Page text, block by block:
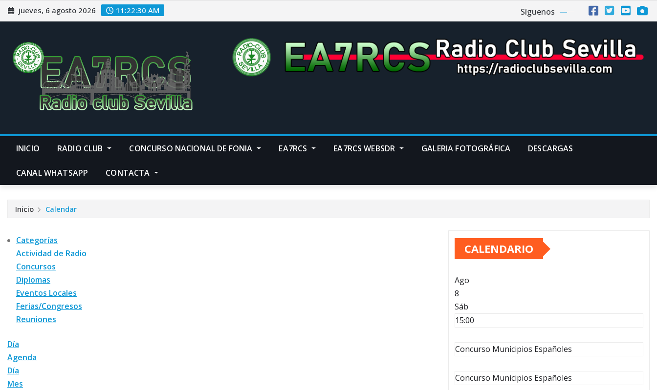
Saltar
al
jueves, 6 agosto 2026 11:22:31 AM Síguenos
INICIO RADIO CLUB CONCURSO NACIONAL DE FONIA EA7RCS EA7RCS WEBSDR GALERIA FOTOGRÁFICA DESCARGAS
CANAL WHATSAPP CONTACTA
Inicio Calendar
Categorías
Actividad de Radio
Concursos
Diplomas
Eventos Locales
Ferias/Congresos
Reuniones
Día
Agenda
Día
Mes
CALENDARIO
Ago
8
Sáb
15:00
Concurso Municipios Españoles
Concurso Municipios Españoles